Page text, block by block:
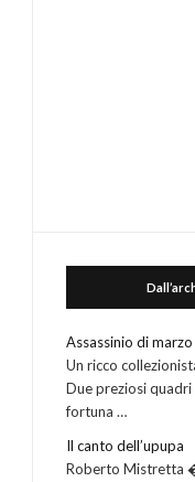
Assassinio di marzo
Un ricco
Due preziosi quadri
fortuna …
Il canto dell’upupa
Roberto Mistretta